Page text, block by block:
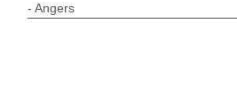
- Angers